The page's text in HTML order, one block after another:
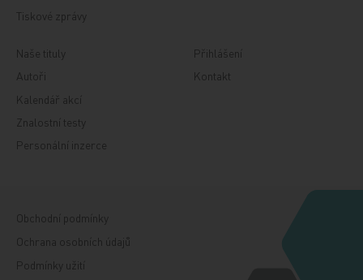
Tiskové zprávy
Naše tituly
Autoři
Kalendář akcí
Znalostní testy
Personální inzerce
Přihlášení
Kontakt
Obchodní podmínky
Ochrana osobních údajů
Podmínky užití